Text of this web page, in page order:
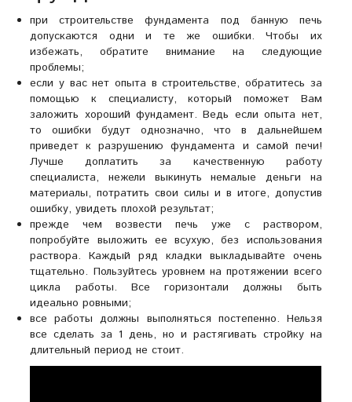
при строительстве фундамента под банную печь
допускаются одни и те же ошибки. Чтобы их
избежать, обратите внимание на следующие
проблемы;
если у вас нет опыта в строительстве, обратитесь за
помощью к специалисту, который поможет Вам
заложить хороший фундамент. Ведь если опыта нет,
то ошибки будут однозначно, что в дальнейшем
приведет к разрушению фундамента и самой печи!
Лучше доплатить за качественную работу
специалиста, нежели выкинуть немалые деньги на
материалы, потратить свои силы и в итоге, допустив
ошибку, увидеть плохой результат;
прежде чем возвести печь уже с раствором,
попробуйте выложить ее всухую, без использования
раствора. Каждый ряд кладки выкладывайте очень
тщательно. Пользуйтесь уровнем на протяжении всего
цикла работы. Все горизонтали должны быть
идеально ровными;
все работы должны выполняться постепенно. Нельзя
все сделать за 1 день, но и растягивать стройку на
длительный период не стоит.